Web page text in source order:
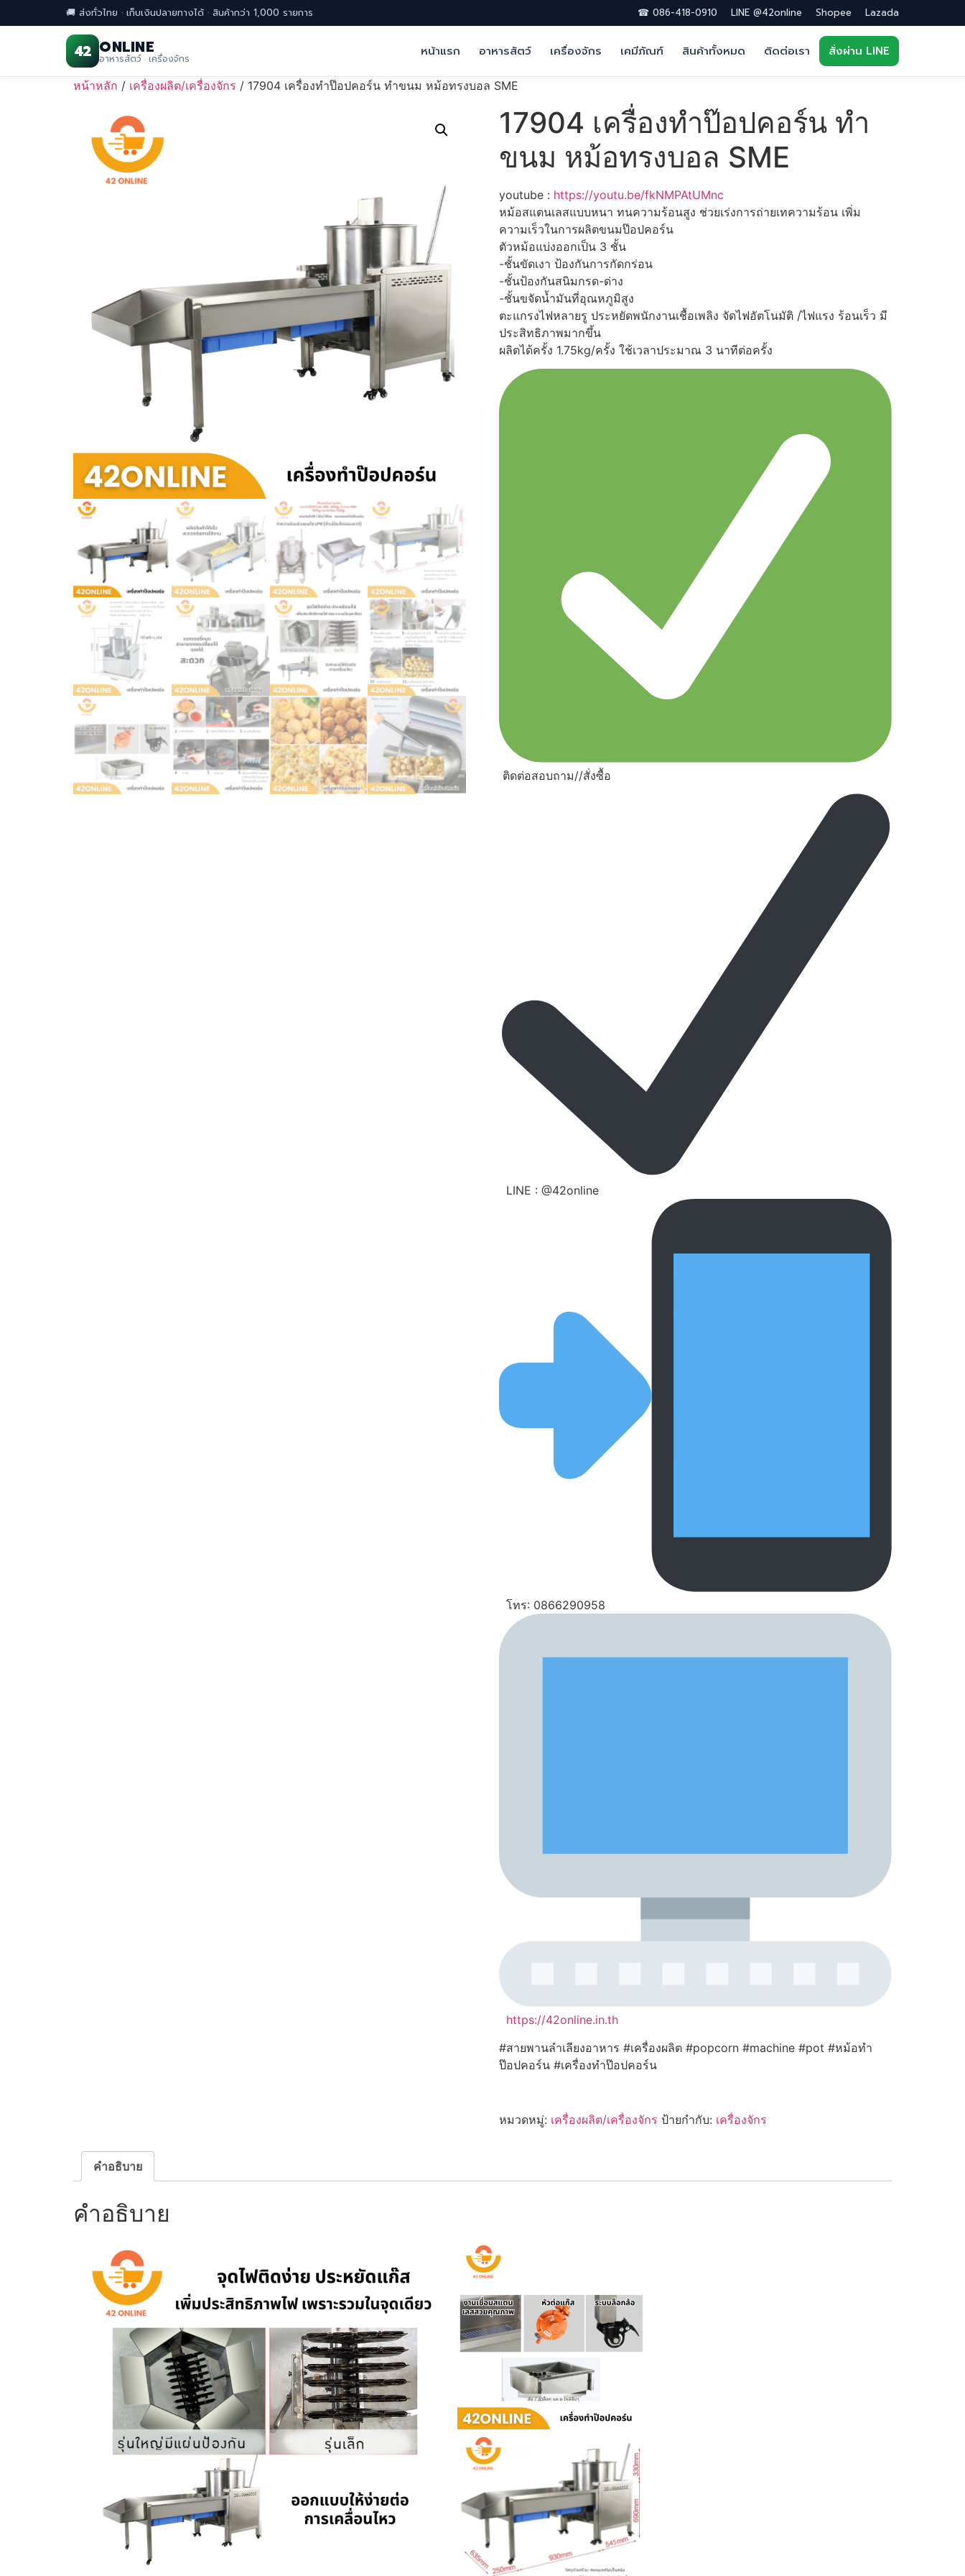
🚚 ส่งทั่วไทย · เก็บเงินปลายทางได้ · สินค้ากว่า 1,000 รายการ ☎ 086-418-0910 LINE @42online Shopee Lazada
42 ONLINE
อาหารสัตว์ · เครื่องจักร หน้าแรก อาหารสัตว์ เครื่องจักร เคมีภัณฑ์ สินค้าทั้งหมด ติดต่อเรา สั่งผ่าน LINE
หน้าหลัก / เครื่องผลิต/เครื่องจักร / 17904 เครื่องทำป๊อปคอร์น ทำขนม หม้อทรงบอล SME
17904 เครื่องทำป๊อปคอร์น ทำ
ขนม หม้อทรงบอล SME
youtube : https://youtu.be/fkNMPAtUMnc
หม้อสแตนเลสแบบหนา ทนความร้อนสูง ช่วยเร่งการถ่ายเทความร้อน เพิ่ม
ความเร็วในการผลิตขนมป๊อปคอร์น
ตัวหม้อแบ่งออกเป็น 3 ชั้น
-ชั้นขัดเงา ป้องกันการกัดกร่อน
-ชั้นป้องกันสนิมกรด-ด่าง
-ชั้นขจัดน้ำมันที่อุณหภูมิสูง
ตะแกรงไฟหลายรู ประหยัดพนักงานเชื้อเพลิง จัดไฟอัตโนมัติ /ไฟแรง ร้อนเร็ว มี
ประสิทธิภาพมากขึ้น
ผลิตได้ครั้ง 1.75kg/ครั้ง ใช้เวลาประมาณ 3 นาทีต่อครั้ง
ติดต่อสอบถาม//สั่งซื้อ
LINE : @42online
โทร: 0866290958
https://42online.in.th
#สายพานลำเลียงอาหาร #เครื่องผลิต #popcorn #machine #pot #หม้อทำ
ป๊อปคอร์น #เครื่องทำป๊อปคอร์น
หมวดหมู่: เครื่องผลิต/เครื่องจักร ป้ายกำกับ: เครื่องจักร
คำอธิบาย
คำอธิบาย